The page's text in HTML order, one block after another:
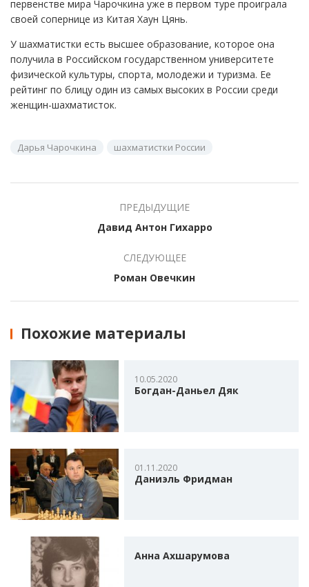
первенстве мира Чарочкина уже в первом туре проиграла
своей сопернице из Китая Хаун Цянь.
У шахматистки есть высшее образование, которое она
получила в Российском государственном университете
физической культуры, спорта, молодежи и туризма. Ее
рейтинг по блицу один из самых высоких в России среди
женщин-шахматисток.
Дарья Чарочкина шахматистки России
ПРЕДЫДУЩИЕ
Давид Антон Гихарро
СЛЕДУЮЩЕЕ
Роман Овечкин
Похожие материалы
10.05.2020
Богдан-Даньел Дяк
01.11.2020
Даниэль Фридман
Анна Ахшарумова